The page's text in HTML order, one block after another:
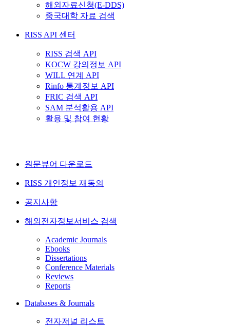
해외자료신청(E-DDS)
중국대학 자료 검색
RISS API 센터
RISS 검색 API
KOCW 강의정보 API
WILL 연계 API
Rinfo 통계정보 API
FRIC 검색 API
SAM 분석활용 API
활용 및 참여 현황
원문뷰어 다운로드
RISS 개인정보 재동의
공지사항
해외전자정보서비스 검색
Academic Journals
Ebooks
Dissertations
Conference Materials
Reviews
Reports
Databases & Journals
전자저널 리스트